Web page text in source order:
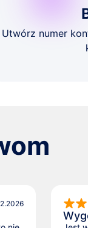
Utwórz numer